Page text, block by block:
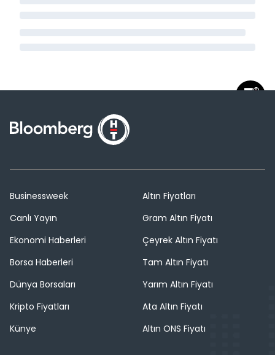
Businessweek
Canlı Yayın
Ekonomi Haberleri
Borsa Haberleri
Dünya Borsaları
Kripto Fiyatları
Künye
Altın Fiyatları
Gram Altın Fiyatı
Çeyrek Altın Fiyatı
Tam Altın Fiyatı
Yarım Altın Fiyatı
Ata Altın Fiyatı
Altın ONS Fiyatı